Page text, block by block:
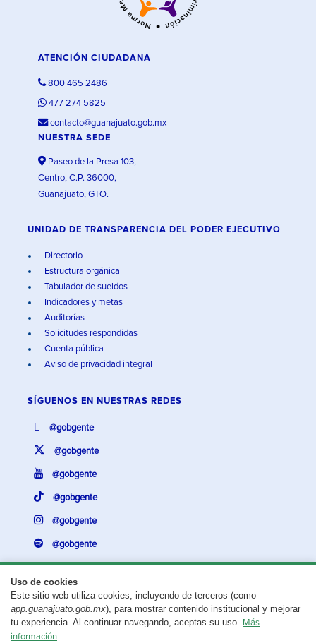
Uso de cookies
Este sitio web utiliza cookies, incluyendo de terceros (como
app.guanajuato.gob.mx), para mostrar contenido institucional y mejorar
tu experiencia. Al continuar navegando, aceptas su uso. Más
información
ATENCIÓN CIUDADANA
800 465 2486
477 274 5825
contacto@guanajuato.gob.mx
NUESTRA SEDE
Paseo de la Presa 103,
Centro, C.P. 36000,
Guanajuato, GTO.
UNIDAD DE TRANSPARENCIA DEL PODER EJECUTIVO
Directorio
Estructura orgánica
Tabulador de sueldos
Indicadores y metas
Auditorías
Solicitudes respondidas
Cuenta pública
Aviso de privacidad integral
SÍGUENOS EN NUESTRAS REDES
@gobgente
@gobgente
@gobgente
@gobgente
@gobgente
@gobgente
¿Existe algún problema con esta página?Repórtalo aquí.
Aviso legal